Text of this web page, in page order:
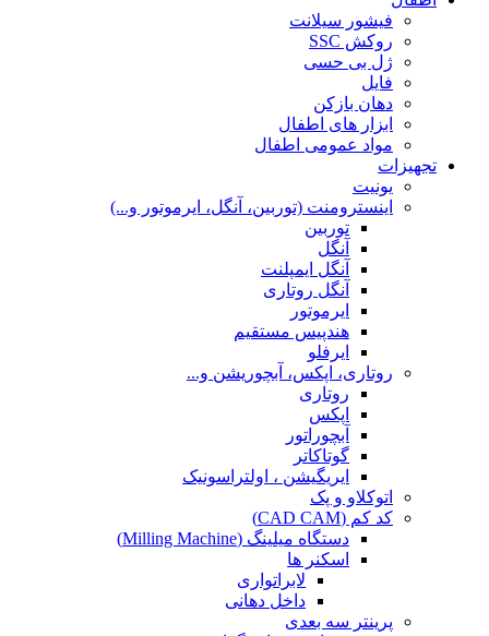
فیشور سیلانت
روکش SSC
ژل بی حسی
فایل
دهان بازکن
ابزار های اطفال
مواد عمومی اطفال
تجهیزات
یونیت
اینسترومنت (توربین، آنگل، ایرموتور و...)
توربین
آنگل
آنگل ایمپلنت
آنگل روتاری
ایرموتور
هندپیس مستقیم
ایرفلو
روتاری، اپکس، آبچوریشن و...
روتاری
اپکس
آبچوراتور
گوتاکاتر
ایریگیشن ، اولتراسونیک
اتوکلاو و پک
کد کم (CAD CAM)
دستگاه میلینگ (Milling Machine)
اسکنر ها
لابراتواری
داخل دهانی
پرینتر سه بعدی